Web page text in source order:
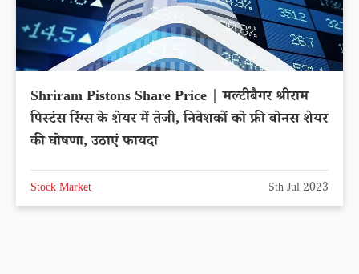
Shriram Pistons Share Price | मल्टीबैगर श्रीराम
पिस्टंस रिंग्स के शेयर में तेजी, निवेशकों को फ्री बोनस शेयर
की घोषणा, उठाएं फायदा
Stock Market 5th Jul 2023